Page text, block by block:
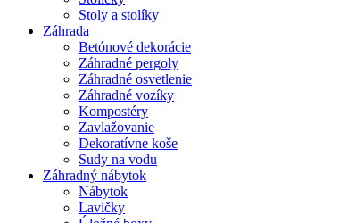
Stoly a stolíky
Záhrada
Betónové dekorácie
Záhradné pergoly
Záhradné osvetlenie
Záhradné vozíky
Kompostéry
Zavlažovanie
Dekoratívne koše
Sudy na vodu
Záhradný nábytok
Nábytok
Lavičky